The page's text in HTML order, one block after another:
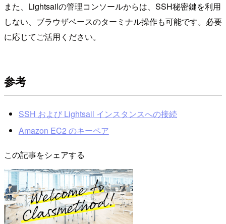
また、Lightsailの管理コンソールからは、SSH秘密鍵を利用
しない、ブラウザベースのターミナル操作も可能です。必要
に応じてご活用ください。
参考
SSH および Lightsail インスタンスへの接続
Amazon EC2 のキーペア
この記事をシェアする